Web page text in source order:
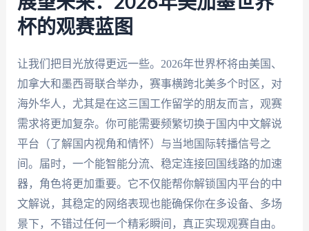
杯的观赛蓝图
让我们把目光放得更远一些。2026年世界杯将由美国、
加拿大和墨西哥联合举办，赛事横跨北美多个时区，对
海外华人，尤其是在这三国工作留学的朋友而言，观赛
需求将更加复杂。你可能需要频繁切换于国内中文解说
平台（了解国内视角和情怀）与当地国际转播信号之
间。届时，一个能智能分流、稳定连接回国线路的加速
器，角色将更加重要。它不仅能帮你解锁国内平台的中
文解说，其稳定的网络表现也能确保你在多设备、多场
景下，不错过任何一个精彩瞬间，真正实现观赛自由。